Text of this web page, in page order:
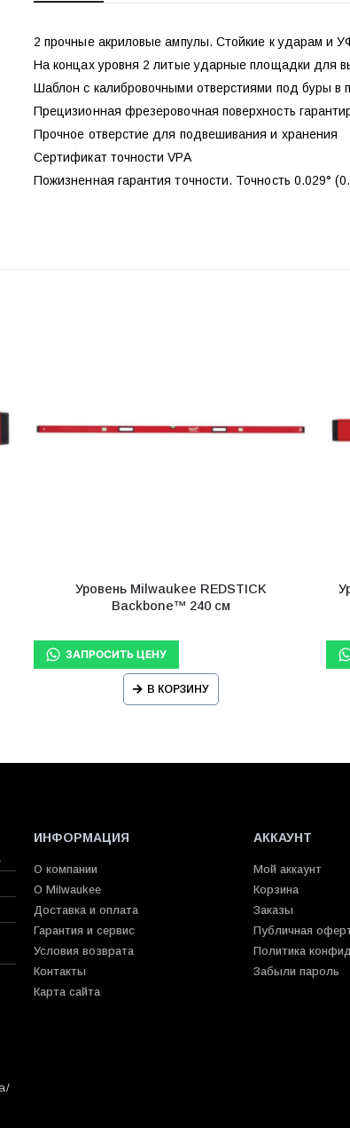
2 прочные акриловые ампулы. Стойкие к ударам и
На концах уровня 2 литые ударные площадки для
Шаблон с калибровочными отверстиями под буры
Прецизионная фрезеровочная поверхность
Прочное отверстие для подвешивания и хранения
Сертификат точности VPA
Пожизненная гарантия точности. Точность 0.029°
Уровень Milwaukee REDSTICK
Backbone™ 240 см
В КОРЗИНУ
ИНФОРМАЦИЯ
О компании
О Milwaukee
Доставка и оплата
Гарантия и сервис
Условия возврата
Контакты
Карта сайта
АККАУНТ
Мой аккаунт
Корзина
Заказы
Публичная
Политика
Забыли пароль